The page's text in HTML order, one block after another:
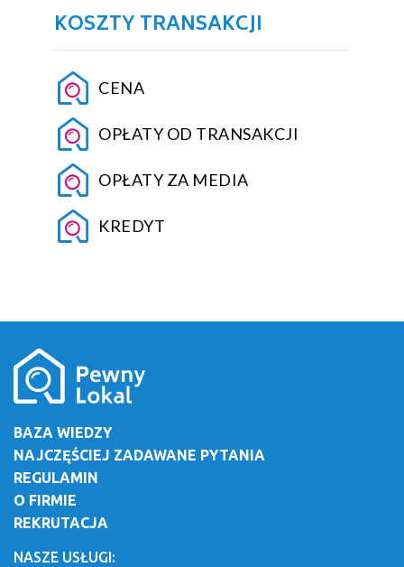
KOSZTY TRANSAKCJI
CENA
OPŁATY OD TRANSAKCJI
OPŁATY ZA MEDIA
KREDYT
BAZA WIEDZY
NAJCZĘŚCIEJ ZADAWANE PYTANIA
REGULAMIN
O FIRMIE
REKRUTACJA
NASZE USŁUGI: